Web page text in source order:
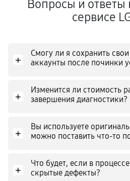
Вопросы и ответы
сервисе
+
Смогу ли я сохранить
аккаунты после починки
+
Изменится ли стоимость
завершения диагностики?
+
Вы используете
можно поставить что-то
+
Что будет, если в
скрытые дефекты?